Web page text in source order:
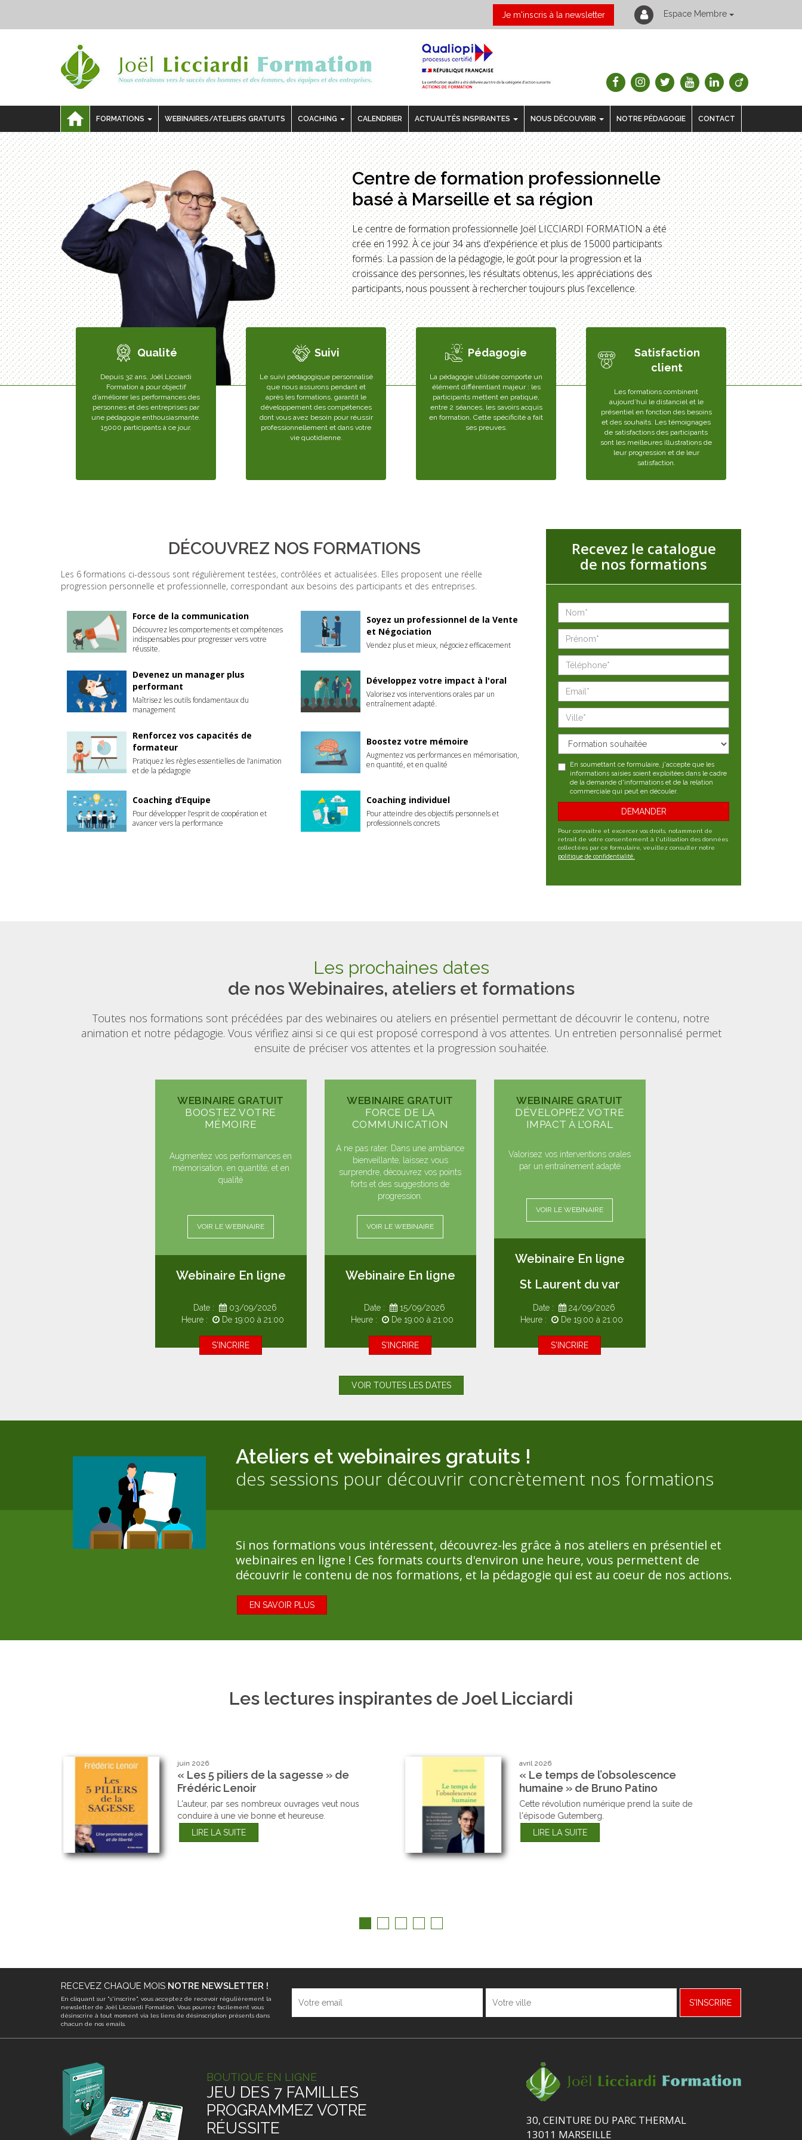
Je m'inscris à la newsletter Espace Membre
FORMATIONS WEBINAIRES/ATELIERS GRATUITS COACHING CALENDRIER ACTUALITÉS INSPIRANTES NOUS DÉCOUVRIR NOTRE PÉDAGOGIE CONTACT
Centre de formation professionnelle
basé à Marseille et sa région
Le centre de formation professionnelle Joël LICCIARDI FORMATION a été
crée en 1992. À ce jour 34 ans d'expérience et plus de 15000 participants
formés. La passion de la pédagogie, le goût pour la progression et la
croissance des personnes, les résultats obtenus, les appréciations des
participants, nous poussent à rechercher toujours plus l’excellence.
Qualité
Depuis 32 ans, Joël Licciardi
Formation a pour objectif
d’améliorer les performances des
personnes et des entreprises par
une pédagogie enthousiasmante.
15000 participants à ce jour.
Suivi
Le suivi pédagogique personnalisé
que nous assurons pendant et
après les formations, garantit le
développement des compétences
dont vous avez besoin pour réussir
professionnellement et dans votre
vie quotidienne.
Pédagogie
La pédagogie utilisée comporte un
élément différentiant majeur : les
participants mettent en pratique,
entre 2 séances, les savoirs acquis
en formation. Cette spécificité a fait
ses preuves.
Satisfaction
client
Les formations combinent
aujourd’hui le distanciel et le
présentiel en fonction des besoins
et des souhaits. Les témoignages
de satisfactions des participants
sont les meilleures illustrations de
leur progression et de leur
satisfaction.
DÉCOUVREZ NOS FORMATIONS
Les 6 formations ci-dessous sont régulièrement testées, contrôlées et actualisées. Elles proposent une réelle
progression personnelle et professionnelle, correspondant aux besoins des participants et des entreprises.
Force de la communication
Découvrez les comportements et compétences
indispensables pour progresser vers votre
réussite.
Soyez un professionnel de la Vente
et Négociation
Vendez plus et mieux, négociez efficacement
Devenez un manager plus
performant
Maîtrisez les outils fondamentaux du
management
Développez votre impact à l'oral
Valorisez vos interventions orales par un
entraînement adapté.
Renforcez vos capacités de
formateur
Pratiquez les règles essentielles de l’animation
et de la pédagogie
Boostez votre mémoire
Augmentez vos performances en mémorisation,
en quantité, et en qualité
Coaching d’Equipe
Pour développer l’esprit de coopération et
avancer vers la performance
Coaching individuel
Pour atteindre des objectifs personnels et
professionnels concrets
Recevez le catalogue
de nos formations
En soumettant ce formulaire, j'accepte que les
informations saisies soient exploitées dans le cadre
de la demande d'informations et de la relation
commerciale qui peut en découler.
DEMANDER
Pour connaître et excercer vos droits, notamment de
retrait de votre consentement à l'utilisation des données
collectées par ce formulaire, veuillez consulter notre
politique de confidentialité.
Les prochaines dates
de nos Webinaires, ateliers et formations
Toutes nos formations sont précédées par des webinaires ou ateliers en présentiel permettant de découvrir le contenu, notre
animation et notre pédagogie. Vous vérifiez ainsi si ce qui est proposé correspond à vos attentes. Un entretien personnalisé permet
ensuite de préciser vos attentes et la progression souhaitée.
WEBINAIRE GRATUIT
BOOSTEZ VOTRE
MÉMOIRE
Augmentez vos performances en
mémorisation, en quantité, et en
qualité
VOIR LE WEBINAIRE
Webinaire En ligne
Date :
03/09/2026
Heure :
De 19:00 à 21:00
S'INCRIRE
WEBINAIRE GRATUIT
FORCE DE LA
COMMUNICATION
A ne pas rater. Dans une ambiance
bienveillante, laissez vous
surprendre, découvrez vos points
forts et des suggestions de
progression.
VOIR LE WEBINAIRE
Webinaire En ligne
Date :
15/09/2026
Heure :
De 19:00 à 21:00
S'INCRIRE
WEBINAIRE GRATUIT
DÉVELOPPEZ VOTRE
IMPACT À L’ORAL
Valorisez vos interventions orales
par un entraînement adapté
VOIR LE WEBINAIRE
Webinaire En ligne
St Laurent du var
Date :
24/09/2026
Heure :
De 19:00 à 21:00
S'INCRIRE
VOIR TOUTES LES DATES
Ateliers et webinaires gratuits !
des sessions pour découvrir concrètement nos formations
Si nos formations vous intéressent, découvrez-les grâce à nos ateliers en présentiel et
webinaires en ligne ! Ces formats courts d'environ une heure, vous permettent de
découvrir le contenu de nos formations, et la pédagogie qui est au coeur de nos actions.
EN SAVOIR PLUS
Les lectures inspirantes de Joel Licciardi
avril 2026
« Le temps de l’obsolescence
humaine » de Bruno Patino
Cette révolution numérique prend la suite de
l'épisode Gutemberg.
LIRE LA SUITE
avril 2026
« Le Guide anti-Alzheimer » de Philippe
Amouyel
Votre cerveau ne s'use que si vous ne vous en
servez pas.
LIRE LA SUITE
RECEVEZ CHAQUE MOIS NOTRE NEWSLETTER !
En cliquant sur "s'inscrire", vous acceptez de recevoir régulièrement la
newsletter de Joël Licciardi Formation. Vous pourrez facilement vous
désinscrire à tout moment via les liens de désinscription présents dans
chacun de nos emails.
S'INSCRIRE
BOUTIQUE EN LIGNE
JEU DES 7 FAMILLES
PROGRAMMEZ VOTRE
RÉUSSITE
30, CEINTURE DU PARC THERMAL
13011 MARSEILLE